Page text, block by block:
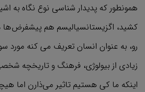
همونطور که پدیدار شناسی نوع نگاه به
کشید، اگزیستانسیالیسم هم پیشفرض‌ها
رو، به عنوان انسان تعریف می کنه مورد
زیادی از بیولوژی، فرهنگ و تاریخچه
اینکه ما کی هستیم تاثیر می‌ذارن اما